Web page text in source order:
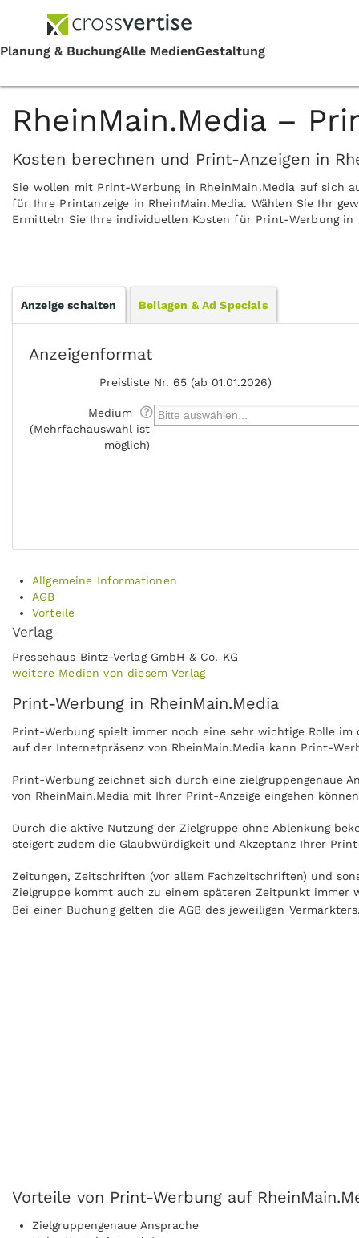
RheinMain.Media –
Kosten berechnen und Print-Anzeigen in
Sie wollen mit Print-Werbung in RheinMain.Media auf sich
für Ihre Printanzeige in RheinMain.Media. Wählen Sie Ihr
Ermitteln Sie Ihre individuellen Kosten für Print-Werbung
Anzeige schalten Beilagen & Ad Specials
Anzeigenformat
Preisliste Nr. 65 (ab 01.01.2026)
Medium
(Mehrfachauswahl ist
möglich)
Allgemeine Informationen
AGB
Vorteile
Verlag
Pressehaus Bintz-Verlag GmbH & Co. KG
weitere Medien von diesem Verlag
Print-Werbung in RheinMain.Media
Print-Werbung spielt immer noch eine sehr wichtige Rolle
auf der Internetpräsenz von RheinMain.Media kann Print-
Print-Werbung zeichnet sich durch eine zielgruppengenaue
von RheinMain.Media mit Ihrer Print-Anzeige eingehen
Durch die aktive Nutzung der Zielgruppe ohne Ablenkung
steigert zudem die Glaubwürdigkeit und Akzeptanz Ihrer
Zeitungen, Zeitschriften (vor allem Fachzeitschriften) und
Zielgruppe kommt auch zu einem späteren Zeitpunkt immer
Bei einer Buchung gelten die AGB des jeweiligen
Vorteile von Print-Werbung auf
Zielgruppengenaue Ansprache